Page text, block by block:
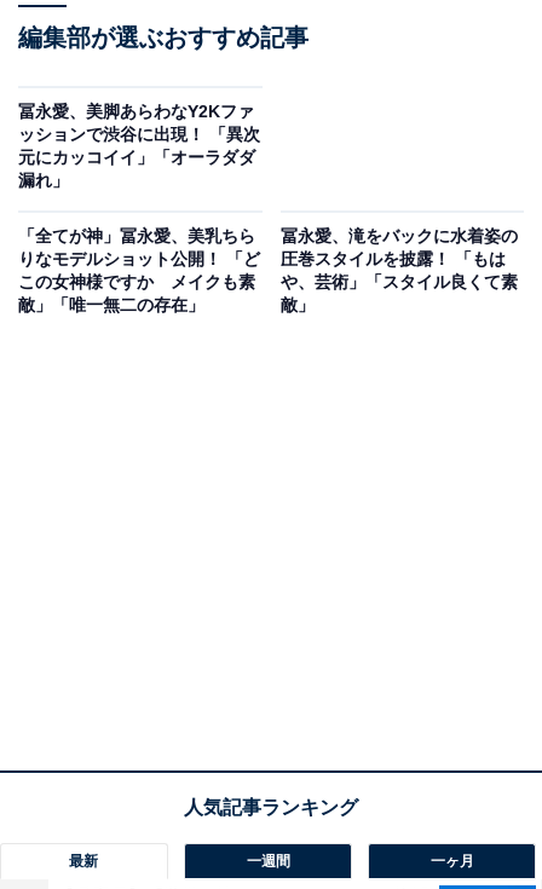
編集部が選ぶおすすめ記事
冨永愛、美脚あらわなY2Kファ
ッションで渋谷に出現！ 「異次
元にカッコイイ」「オーラダダ
漏れ」
「全てが神」冨永愛、美乳ちら
りなモデルショット公開！ 「ど
この女神様ですか メイクも素
敵」「唯一無二の存在」
冨永愛、滝をバックに水着姿の
圧巻スタイルを披露！ 「もは
や、芸術」「スタイル良くて素
敵」
最新 一週間 一ヶ月